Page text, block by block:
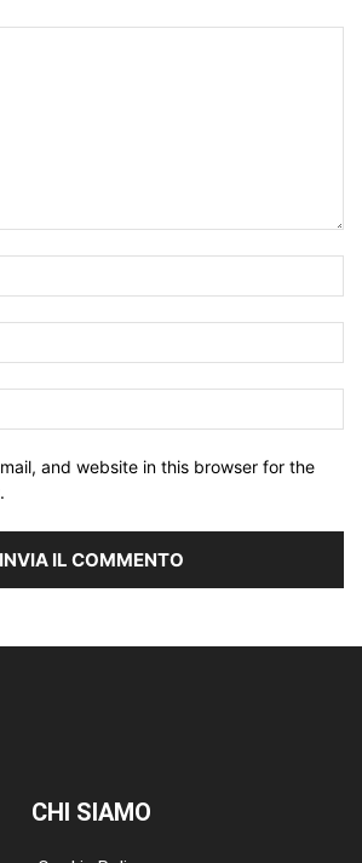
and website in this browser for the
CHI SIAMO